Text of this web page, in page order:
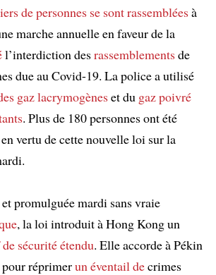
de personnes se sont rassembléesà
marche annuelle en faveur de la
l’interdiction desrassemblementsde
due au Covid-19. La police a utilisé
gaz lacrymogèneset du gaz poivré
. Plus de 180 personnes ont été
vertu de cette nouvelle loi sur la
promulguée mardi sans vraie
, la loi introduit à Hong Kong un
sécuritéétendu. Elle accorde à Pékin
réprimerun éventail decrimes